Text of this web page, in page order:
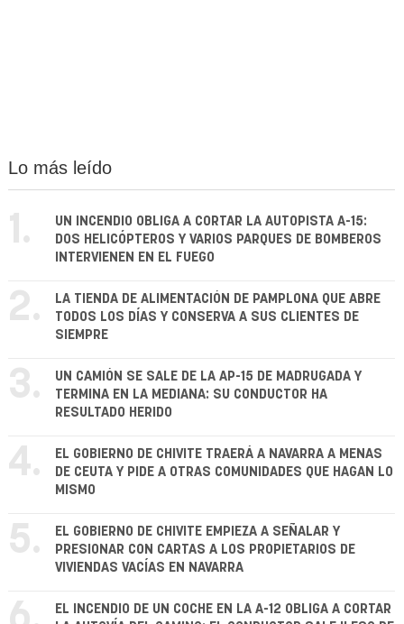
Lo más leído
1.
UN INCENDIO OBLIGA A CORTAR LA AUTOPISTA A-15:
DOS HELICÓPTEROS Y VARIOS PARQUES DE BOMBEROS
INTERVIENEN EN EL FUEGO
2.
LA TIENDA DE ALIMENTACIÓN DE PAMPLONA QUE ABRE
TODOS LOS DÍAS Y CONSERVA A SUS CLIENTES DE
SIEMPRE
3.
UN CAMIÓN SE SALE DE LA AP-15 DE MADRUGADA Y
TERMINA EN LA MEDIANA: SU CONDUCTOR HA
RESULTADO HERIDO
4.
EL GOBIERNO DE CHIVITE TRAERÁ A NAVARRA A MENAS
DE CEUTA Y PIDE A OTRAS COMUNIDADES QUE HAGAN LO
MISMO
5.
EL GOBIERNO DE CHIVITE EMPIEZA A SEÑALAR Y
PRESIONAR CON CARTAS A LOS PROPIETARIOS DE
VIVIENDAS VACÍAS EN NAVARRA
EL INCENDIO DE UN COCHE EN LA A-12 OBLIGA A CORTAR